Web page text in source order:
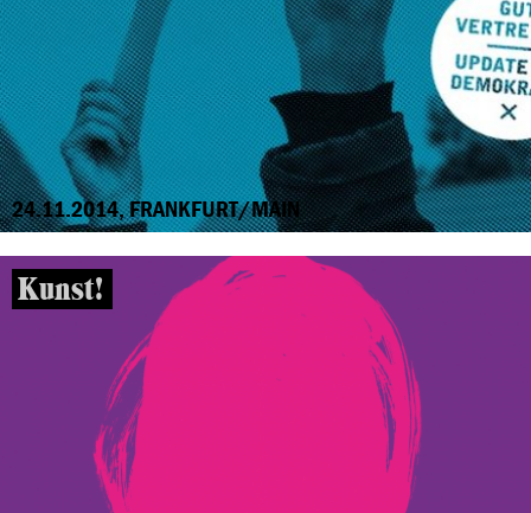
24.11.2014, FRANKFURT/MAIN
Kunst!